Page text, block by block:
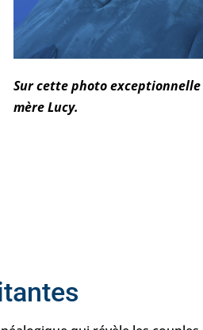
Sur cette photo exceptionnelle
mère Lucy.